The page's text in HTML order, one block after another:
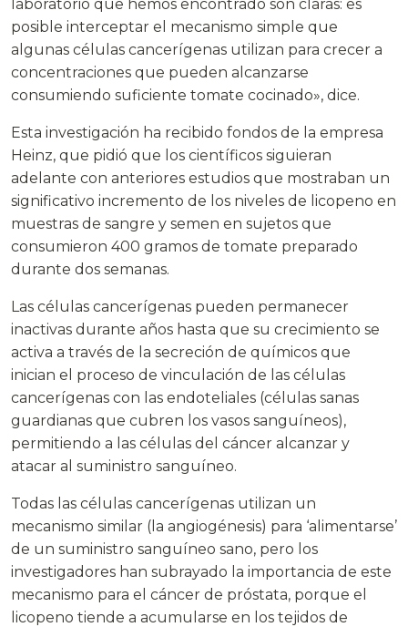
laboratorio que hemos encontrado son claras: es
posible interceptar el mecanismo simple que
algunas células cancerígenas utilizan para crecer a
concentraciones que pueden alcanzarse
consumiendo suficiente tomate cocinado», dice.
Esta investigación ha recibido fondos de la empresa
Heinz, que pidió que los científicos siguieran
adelante con anteriores estudios que mostraban un
significativo incremento de los niveles de licopeno en
muestras de sangre y semen en sujetos que
consumieron 400 gramos de tomate preparado
durante dos semanas.
Las células cancerígenas pueden permanecer
inactivas durante años hasta que su crecimiento se
activa a través de la secreción de químicos que
inician el proceso de vinculación de las células
cancerígenas con las endoteliales (células sanas
guardianas que cubren los vasos sanguíneos),
permitiendo a las células del cáncer alcanzar y
atacar al suministro sanguíneo.
Todas las células cancerígenas utilizan un
mecanismo similar (la angiogénesis) para ‘alimentarse’
de un suministro sanguíneo sano, pero los
investigadores han subrayado la importancia de este
mecanismo para el cáncer de próstata, porque el
licopeno tiende a acumularse en los tejidos de